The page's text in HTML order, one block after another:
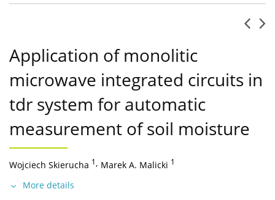
Application of monolitic
microwave integrated circuits in
tdr system for automatic
measurement of soil moisture
Wojciech Skierucha 1, Marek A. Malicki 1
More details